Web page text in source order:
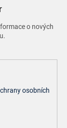
o nových
osobních